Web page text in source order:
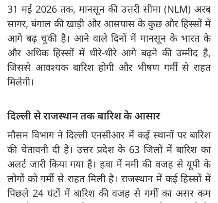
31 मई 2026 तक, मानसून की उत्तरी सीमा (NLM) अरब
सागर, बंगाल की खाड़ी और आसपास के कुछ और हिस्सों में
आगे बढ़ चुकी है। आने वाले दिनों में मानसून के भारत के
और अधिक हिस्सों में धीरे-धीरे आगे बढ़ने की उम्मीद है,
जिससे आवश्यक बारिश होगी और भीषण गर्मी से राहत
मिलेगी।
दिल्ली से राजस्थान तक बारिश के आसार
मौसम विभाग ने दिल्ली एनसीआर में कई स्थानों पर बारिश
की चेतावनी दी है। उत्तर प्रदेश के 63 जिलों में बारिश का
अलर्ट जारी किया गया है। हवा में नमी की वजह से यूपी के
लोगों को गर्मी से राहत मिली है। राजस्थान में कई हिस्सों में
पिछले 24 घंटों में बारिश की वजह से गर्मी का असर कम